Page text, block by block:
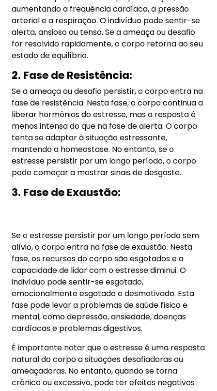
estresse persistir por um longo período, o corpo
pode começar a mostrar sinais de desgaste.
3. Fase de Exaustão:
Se o estresse persistir por um longo período sem
alívio, o corpo entra na fase de exaustão. Nesta
fase, os recursos do corpo são esgotados e a
capacidade de lidar com o estresse diminui. O
indivíduo pode sentir-se esgotado,
emocionalmente esgotado e desmotivado. Esta
fase pode levar a problemas de saúde física e
mental, como depressão, ansiedade, doenças
cardíacas e problemas digestivos.
É importante notar que o estresse é uma resposta
ameaçadoras. No entanto, quando se torna
estresse é crucial para manter uma vida
equilibrada e saudável.
Lipp recomenda o tratamento comportamental
do estresse excessivo, que se dá em três frentes:
1) ajudando o cliente a desenvolver e implementar
estratégias para modificar sua interpretação dos
estressores; 2) ajudando o cliente no
desenvolvimento e implementação de táticas
para a redução da reação psicofisiológica
excessiva; e 3) ajudando o cliente na
implementação de técnicas apropriadas de
expressão e utilização de respostas de estresse.